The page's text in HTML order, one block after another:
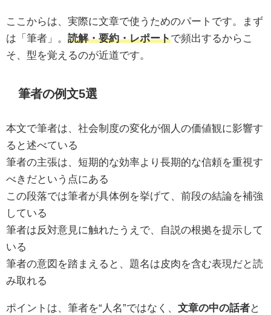
ここからは、実際に文章で使うためのパートです。まず
は「筆者」。 読解・要約・レポートで頻出するからこ
そ、型を覚えるのが近道です。
筆者の例文5選
本文で筆者は、社会制度の変化が個人の価値観に影響す
ると述べている
筆者の主張は、短期的な効率より長期的な信頼を重視す
べきだという点にある
この段落では筆者が具体例を挙げて、前段の結論を補強
している
筆者は反対意見に触れたうえで、自説の根拠を提示して
いる
筆者の意図を踏まえると、題名は皮肉を含む表現だと読
み取れる
ポイントは、筆者を“人名”ではなく、 文章の中の話者と